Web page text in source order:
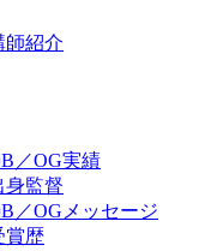
師紹介
／OG実績
身監督
／OGメッセージ
賞歴